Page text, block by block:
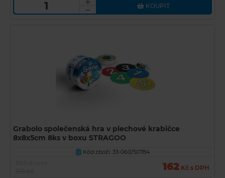
KOUPIT
Grabolo společenská hra v plechové krabičce
8x8x5cm 8ks v boxu STRAGOO
U Kód zboží: 33-060/50784
162 Kč s DPH